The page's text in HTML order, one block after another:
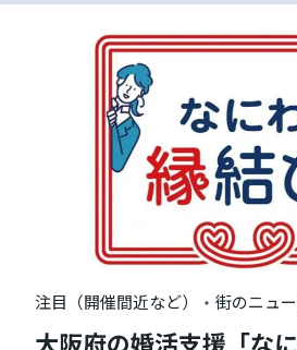
注目（開催間近など） ・ 街のニュ
大阪府の婚活支援「な